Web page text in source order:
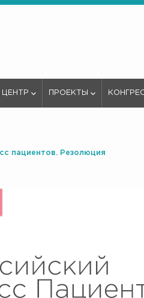
ЦЕНТР ПРОЕКТЫ
пациентов. Резолюция